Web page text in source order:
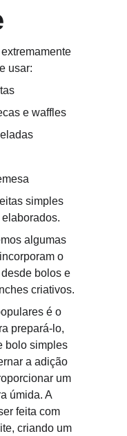
usar:
e waffles
simples
algumas
o
bolos e
criativos.
é o
prepará-lo,
bolo simples
a adição
um
úmida. A
feita com
criando um